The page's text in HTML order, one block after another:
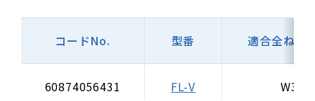
コードNo. 型番 適合全ねじ
60874056431 FL-V W3/8